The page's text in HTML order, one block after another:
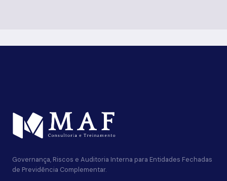
Governança, Riscos e Auditoria Interna para Entidades Fechadas
de Previdência Complementar.